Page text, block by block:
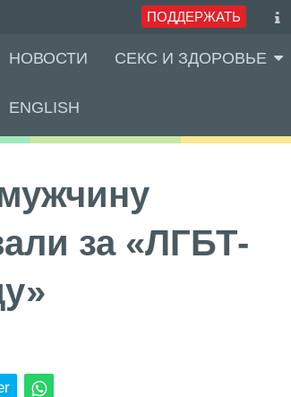
ПОДДЕРЖАТЬ
НОВОСТИ СЕКС И ЗДОРОВЬЕ
ENGLISH
за «ЛГБТ-